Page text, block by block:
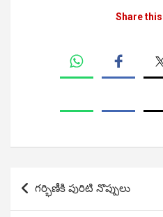
Share
Post
navigation
గర్భిణీకి పురిటి నొప్పులు